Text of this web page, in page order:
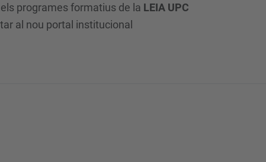
programes formatius de la LEIA UPC
al nou portal institucional